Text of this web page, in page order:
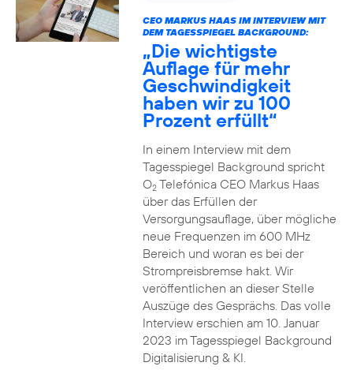
CEO MARKUS HAAS IM INTERVIEW MIT
DEM TAGESSPIEGEL BACKGROUND:
„Die wichtigste
Auflage für mehr
Geschwindigkeit
haben wir zu 100
Prozent erfüllt“
In einem Interview mit dem
Tagesspiegel Background spricht
O2Telefónica CEO Markus Haas
über das Erfüllen der
Versorgungsauflage, über mögliche
neue Frequenzen im 600 MHz
Bereich und woran es bei der
Strompreisbremse hakt. Wir
veröffentlichen an dieser Stelle
Auszüge des Gesprächs. Das volle
Interview erschien am 10. Januar
2023 im Tagesspiegel Background
Digitalisierung & KI.